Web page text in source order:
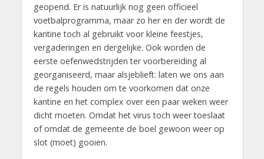
geopend. Er is natuurlijk nog geen officieel
voetbalprogramma, maar zo her en der wordt de
kantine toch al gebruikt voor kleine feestjes,
vergaderingen en dergelijke. Ook worden de
eerste oefenwedstrijden ter voorbereiding al
georganiseerd, maar alsjeblieft: laten we ons aan
de regels houden om te voorkomen dat onze
kantine en het complex over een paar weken weer
dicht moeten. Omdat het virus toch weer toeslaat
of omdat de gemeente de boel gewoon weer op
slot (moet) gooien.